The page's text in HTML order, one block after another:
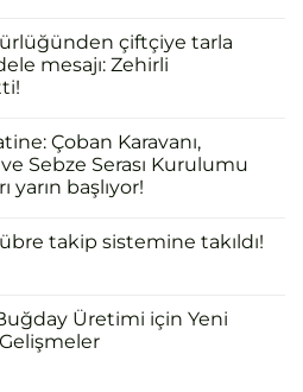
çiftçiye tarla
mesajı: Zehirli
Çoban Karavanı,
ve Sebze Serası Kurulumu
yarın başlıyor!
takip sistemine takıldı!
Üretimi için Yeni